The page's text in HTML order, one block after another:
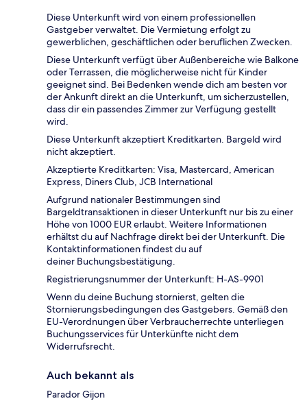
Diese Unterkunft wird von einem professionellen
Gastgeber verwaltet. Die Vermietung erfolgt zu
gewerblichen, geschäftlichen oder beruflichen Zwecken.
Diese Unterkunft verfügt über Außenbereiche wie Balkone
oder Terrassen, die möglicherweise nicht für Kinder
geeignet sind. Bei Bedenken wende dich am besten vor
der Ankunft direkt an die Unterkunft, um sicherzustellen,
dass dir ein passendes Zimmer zur Verfügung gestellt
wird.
Diese Unterkunft akzeptiert Kreditkarten. Bargeld wird
nicht akzeptiert.
Akzeptierte Kreditkarten: Visa, Mastercard, American
Express, Diners Club, JCB International
Aufgrund nationaler Bestimmungen sind
Bargeldtransaktionen in dieser Unterkunft nur bis zu einer
Höhe von 1000 EUR erlaubt. Weitere Informationen
erhältst du auf Nachfrage direkt bei der Unterkunft. Die
Kontaktinformationen findest du auf
deiner Buchungsbestätigung.
Registrierungsnummer der Unterkunft: H-AS-9901
Wenn du deine Buchung stornierst, gelten die
Stornierungsbedingungen des Gastgebers. Gemäß den
EU-Verordnungen über Verbraucherrechte unterliegen
Buchungsservices für Unterkünfte nicht dem
Widerrufsrecht.
Auch bekannt als
Parador Gijon